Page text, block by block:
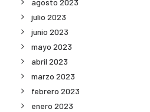
agosto 2023
julio 2023
junio 2023
mayo 2023
abril 2023
marzo 2023
febrero 2023
enero 2023